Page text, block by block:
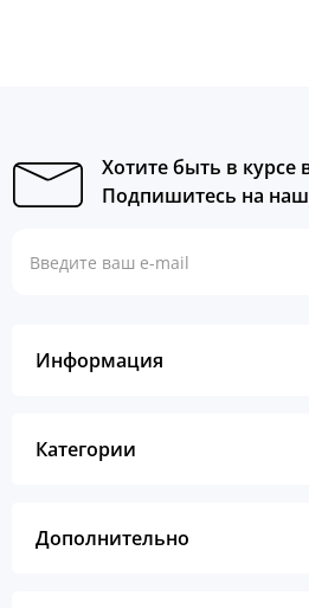
Хотите быть в курсе
Подпишитесь на
Информация
Категории
Дополнительно